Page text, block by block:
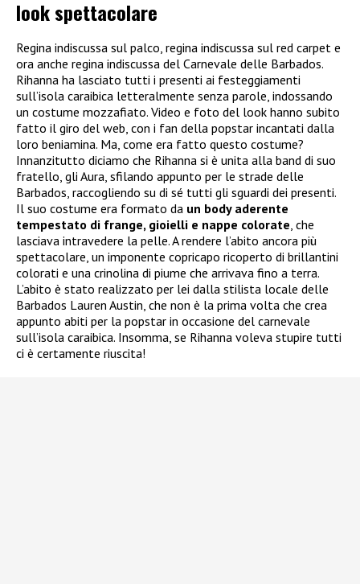
look spettacolare
Regina indiscussa sul palco, regina indiscussa sul red carpet e
ora anche regina indiscussa del Carnevale delle Barbados.
Rihanna ha lasciato tutti i presenti ai festeggiamenti
sull’isola caraibica letteralmente senza parole, indossando
un costume mozzafiato. Video e foto del look hanno subito
fatto il giro del web, con i fan della popstar incantati dalla
loro beniamina. Ma, come era fatto questo costume?
Innanzitutto diciamo che Rihanna si è unita alla band di suo
fratello, gli Aura, sfilando appunto per le strade delle
Barbados, raccogliendo su di sé tutti gli sguardi dei presenti.
Il suo costume era formato da un body aderente
tempestato di frange, gioielli e nappe colorate , che
lasciava intravedere la pelle. A rendere l’abito ancora più
spettacolare, un imponente copricapo ricoperto di brillantini
colorati e una crinolina di piume che arrivava fino a terra.
L’abito è stato realizzato per lei dalla stilista locale delle
Barbados Lauren Austin, che non è la prima volta che crea
appunto abiti per la popstar in occasione del carnevale
sull’isola caraibica. Insomma, se Rihanna voleva stupire tutti
ci è certamente riuscita!